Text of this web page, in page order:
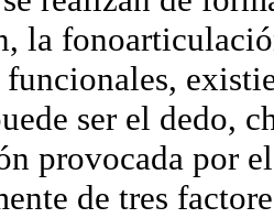
la
ser el dedo,
provocada por
de tres